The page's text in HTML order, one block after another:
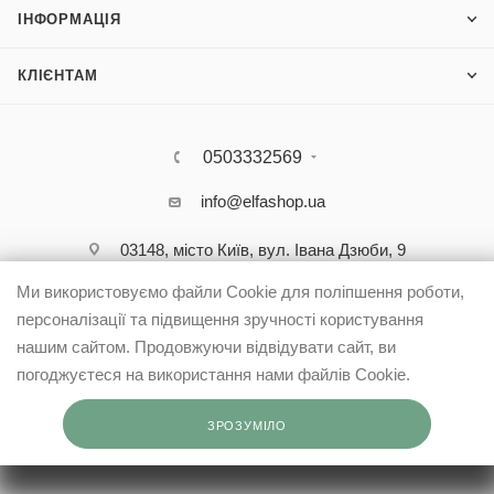
ІНФОРМАЦІЯ
КЛІЄНТАМ
0503332569
info@elfashop.ua
03148, місто Київ, вул. Івана Дзюби, 9
Ми використовуємо файли Cookie для поліпшення роботи,
персоналізації та підвищення зручності користування
нашим сайтом. Продовжуючи відвідувати сайт, ви
погоджуєтеся на використання нами файлів Cookie.
ЗРОЗУМІЛО